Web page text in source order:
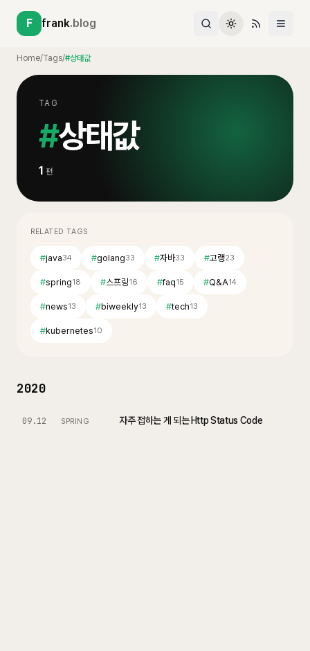
F frank.blog
Home/Tags/#상태값
TAG
#상태값
1 편
RELATED TAGS
#java34 #golang33 #자바33 #고랭23
#spring18 #스프링16 #faq15 #Q&A14
#news13 #biweekly13 #tech13
#kubernetes10
2020
09.12 SPRING 자주 접하는 게 되는 Http Status Code